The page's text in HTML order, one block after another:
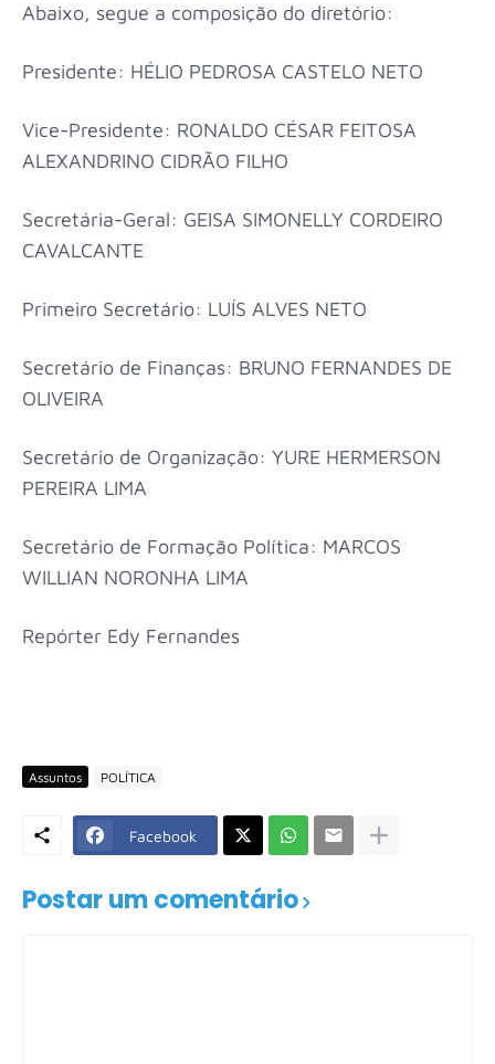
Abaixo, segue a composição do diretório:
Presidente: HÉLIO PEDROSA CASTELO NETO
Vice-Presidente: RONALDO CÉSAR FEITOSA
ALEXANDRINO CIDRÃO FILHO
Secretária-Geral: GEISA SIMONELLY CORDEIRO
CAVALCANTE
Primeiro Secretário: LUÍS ALVES NETO
Secretário de Finanças: BRUNO FERNANDES DE
OLIVEIRA
Secretário de Organização: YURE HERMERSON
PEREIRA LIMA
Secretário de Formação Política: MARCOS
WILLIAN NORONHA LIMA
Repórter Edy Fernandes
Assuntos POLÍTICA
Facebook
Postar um comentário